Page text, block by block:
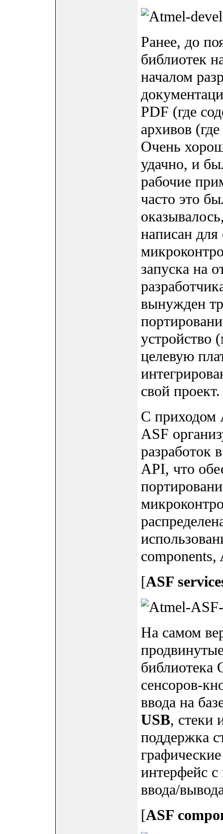
Ранее, до
библиотек
началом
PDF (где
архивов
Очень
удачно, и
рабочие
часто это
написан для
запуска на
вынужден
устройство
целевую
свой проект.
С приходом
ASF
разработок
API, что
[ASF
На самом
библиотека
сенсоров-
ввода на
USB, стеки
поддержка
интерфейс с
ввода/
[ASF